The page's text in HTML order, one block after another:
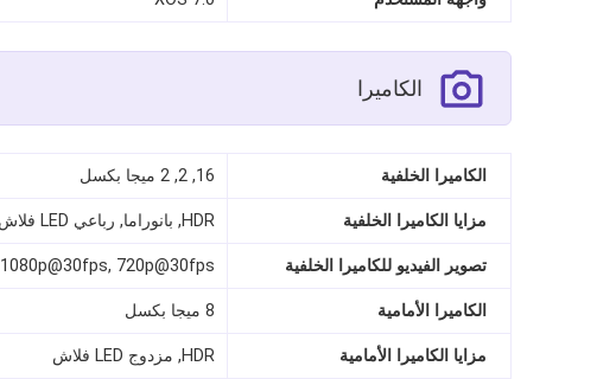
الكاميرا
الكاميرا الخلفية 16, 2, 2 ميجا بكسل
مزايا الكاميرا الخلفية HDR, بانوراما, رباعي LED فلاش
تصوير الفيديو للكاميرا الخلفية 1080p@30fps, 720p@30fps
الكاميرا الأمامية 8 ميجا بكسل
مزايا الكاميرا الأمامية HDR, مزدوج LED فلاش